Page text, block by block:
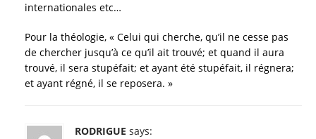
internationales etc…
Pour la théologie, « Celui qui cherche, qu’il ne cesse pas
de chercher jusqu’à ce qu’il ait trouvé; et quand il aura
trouvé, il sera stupéfait; et ayant été stupéfait, il régnera;
et ayant régné, il se reposera. »
RODRIGUE says: